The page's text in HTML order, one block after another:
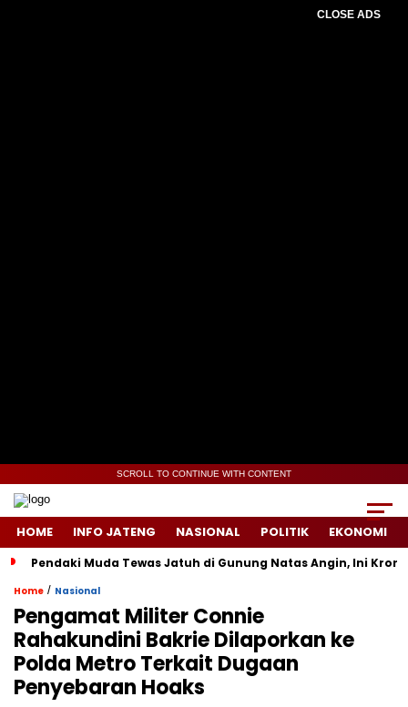
CLOSE ADS
SCROLL TO CONTINUE WITH CONTENT
HOME INFO JATENG NASIONAL POLITIK EKONOMI
Pendaki Muda Tewas Jatuh di Gunung Natas Angin, Ini
Home / Nasional
Pengamat Militer Connie
Rahakundini Bakrie Dilaporkan ke
Polda Metro Terkait Dugaan
Penyebaran Hoaks